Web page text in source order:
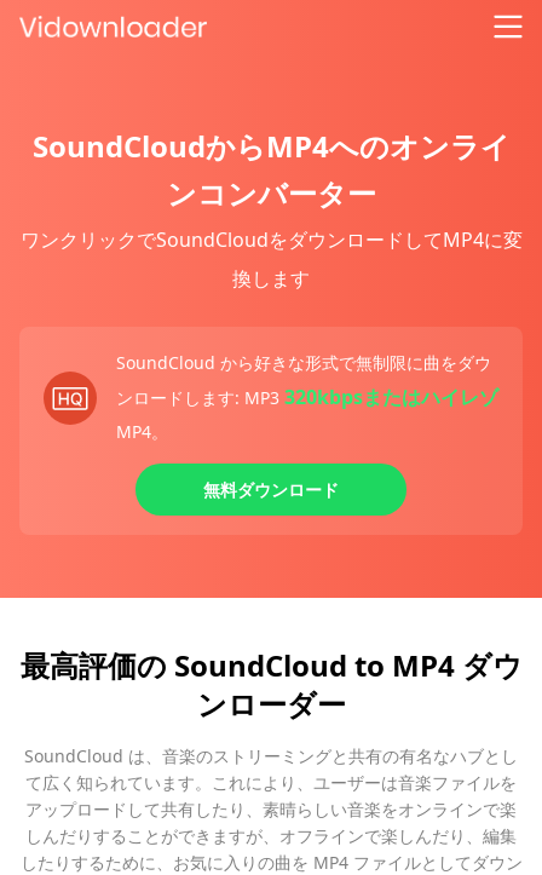
SoundCloudからMP4へのオンライ
ンコンバーター
ワンクリックでSoundCloudをダウンロードしてMP4に変
換します
SoundCloud から好きな形式で無制限に曲をダウ
ンロードします: MP3 320kbpsまたはハイレゾ
MP4。
無料ダウンロード
最高評価の SoundCloud to MP4 ダウ
ンローダー
SoundCloud は、音楽のストリーミングと共有の有名なハブとし
て広く知られています。これにより、ユーザーは音楽ファイルを
アップロードして共有したり、素晴らしい音楽をオンラインで楽
しんだりすることができますが、オフラインで楽しんだり、編集
したりするために、お気に入りの曲を MP4 ファイルとしてダウン